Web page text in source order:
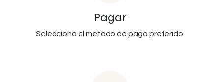
Pagar
Selecciona el metodo de pago preferido.